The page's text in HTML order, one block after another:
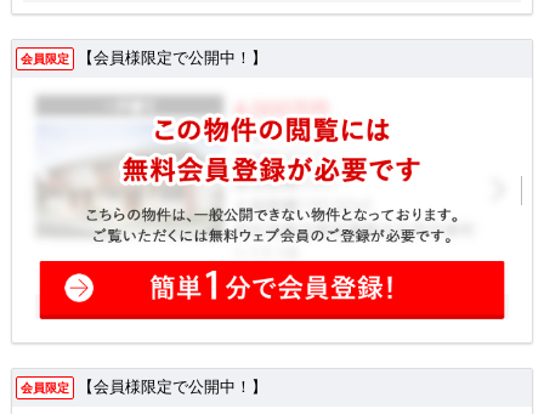
会員限定 【会員様限定で公開中！】
会員限定 【会員様限定で公開中！】